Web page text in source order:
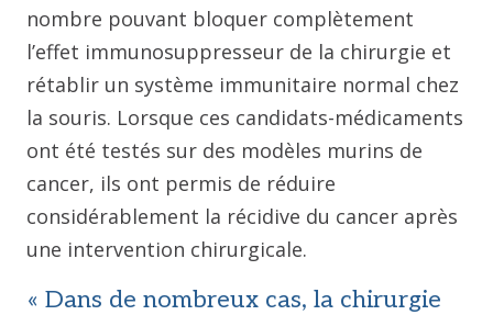
nombre pouvant bloquer complètement
l’effet immunosuppresseur de la chirurgie et
rétablir un système immunitaire normal chez
la souris. Lorsque ces candidats-médicaments
ont été testés sur des modèles murins de
cancer, ils ont permis de réduire
considérablement la récidive du cancer après
une intervention chirurgicale.
« Dans de nombreux cas, la chirurgie